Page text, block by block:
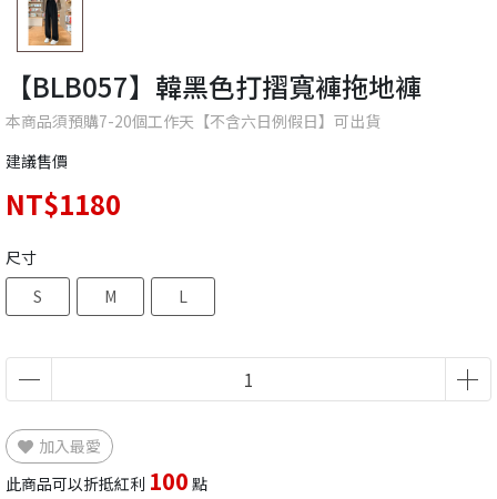
【BLB057】韓黑色打摺寬褲拖地褲
本商品須預購7-20個工作天【不含六日例假日】可出貨
建議售價
NT$1180
尺寸
S
M L
加入最愛
此商品可以折抵紅利 100 點